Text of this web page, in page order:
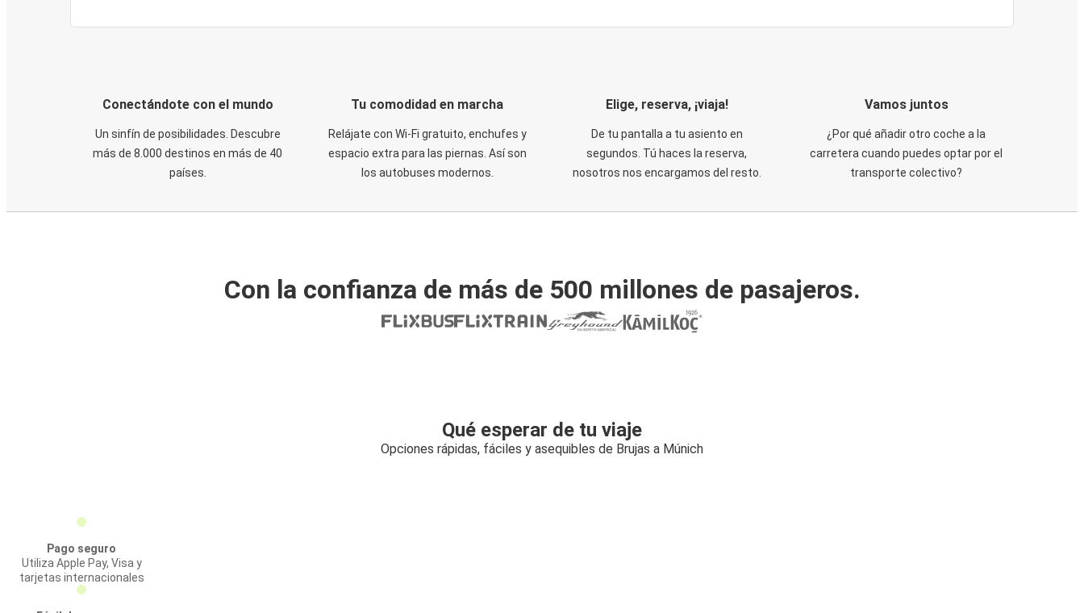
Conectándote con el mundo
Un sinfín de posibilidades. Descubre
más de 8.000 destinos en más de 40
países.
Tu comodidad en marcha
Relájate con Wi-Fi gratuito, enchufes y
espacio extra para las piernas. Así son
los autobuses modernos.
Elige, reserva, ¡viaja!
De tu pantalla a tu asiento en
segundos. Tú haces la reserva,
nosotros nos encargamos del resto.
Vamos juntos
¿Por qué añadir otro coche a la
carretera cuando puedes optar por el
transporte colectivo?
Con la confianza de más de 500 millones de pasajeros.
Qué esperar de tu viaje
Opciones rápidas, fáciles y asequibles de Brujas a Múnich
Pago seguro
Utiliza Apple Pay, Visa y
tarjetas internacionales